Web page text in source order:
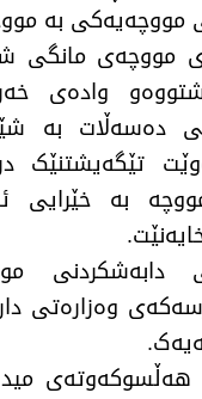
مووچەیەکی بە
مووچەی مانگی
وادەی
دەسەڵات بە
بە خێرایی
دابەشکردنی
وەزارەتی
هەڵسوکەوتەی